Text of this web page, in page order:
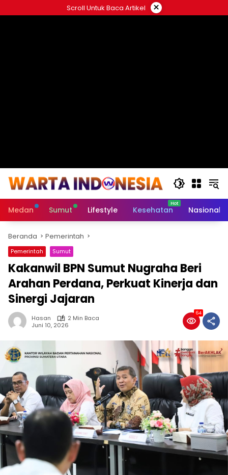
ke
Scroll Untuk Baca Artikel ×
Medan Sumut Lifestyle Kesehatan Nasional
Beranda Pemerintah
Pemerintah Sumut
Kakanwil BPN Sumut Nugraha Beri
Arahan Perdana, Perkuat Kinerja dan
Sinergi Jajaran
Hasan
2 Min Baca
Juni 10, 2026
64